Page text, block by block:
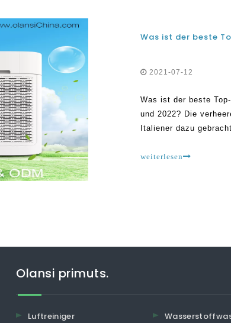
2021-07-12
Was ist der beste
und 2022? Die
Italiener dazu
Ereignissen
weiterlesen
Olansi primuts.
Luftreiniger